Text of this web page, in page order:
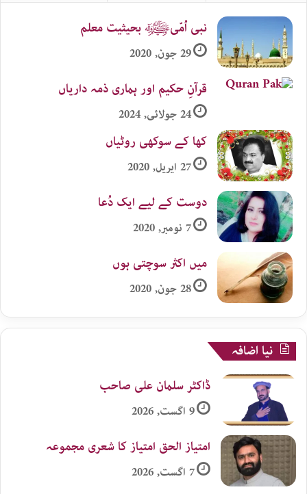
نبی اُمّیﷺ بحیثیت معلم
29 جون, 2020
قرآنِ حکیم اور ہماری ذمہ داریاں
24 جولائی, 2024
کھا کے سوکھی روٹیاں
27 اپریل, 2020
دوست کے لیے ایک دُعا
7 نومبر, 2020
میں اکثر سوچتی ہوں
28 جون, 2020
نیا اضافہ
ڈاکٹر سلمان علی صاحب
9 اگست, 2026
امتیاز الحق امتیاز کا شعری مجموعہ
7 اگست, 2026